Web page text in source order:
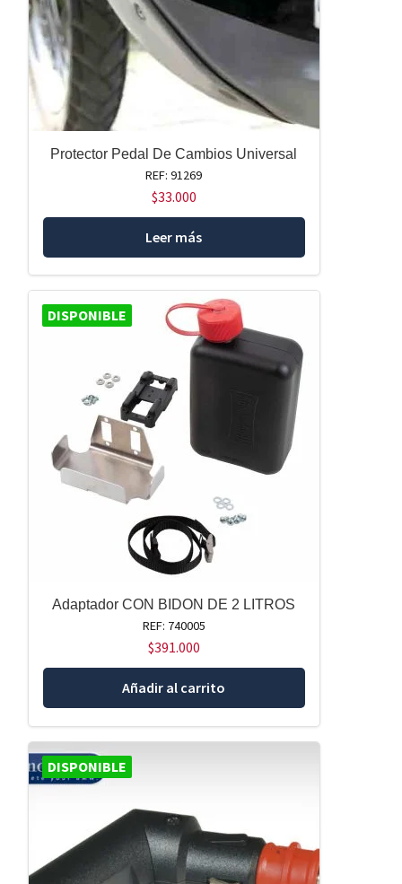
Protector Pedal De Cambios Universal
REF: 91269
$33.000
Leer más
DISPONIBLE
Adaptador CON BIDON DE 2 LITROS
REF: 740005
$391.000
Añadir al carrito
DISPONIBLE